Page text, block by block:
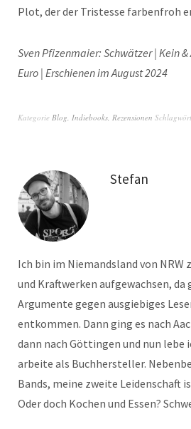
Plot, der der Tristesse farbenfroh
Sven Pfizenmaier: Schwätzer | Kein &
Euro | Erschienen im August 2024
Kategorie Blog, Indiebooks, Rezensionen
Stefan
Ich bin im Niemandsland von NRW
und Kraftwerken aufgewachsen, da
Argumente gegen ausgiebiges
entkommen. Dann ging es nach
dann nach Göttingen und nun lebe
arbeite als Buchhersteller.
Bands, meine zweite Leidenschaft
Oder doch Kochen und Essen?